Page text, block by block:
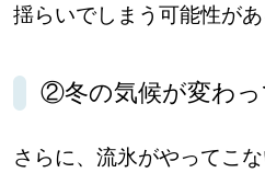
明日への”きっかけ
揺らいでしまう可能性があ
②冬の気候が変わ
さらに、流氷がやってこ